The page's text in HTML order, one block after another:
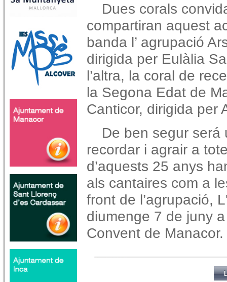
Dues corals
compartiran aquest
banda l’ agrupació
dirigida per Eulàlia
l’altra, la coral de
la Segona Edat de
Canticor, dirigida per
De ben segur será
recordar i agrair a
d’aquests 25 anys
als cantaires com a
front de l’agrupació,
diumenge 7 de juny
Convent de